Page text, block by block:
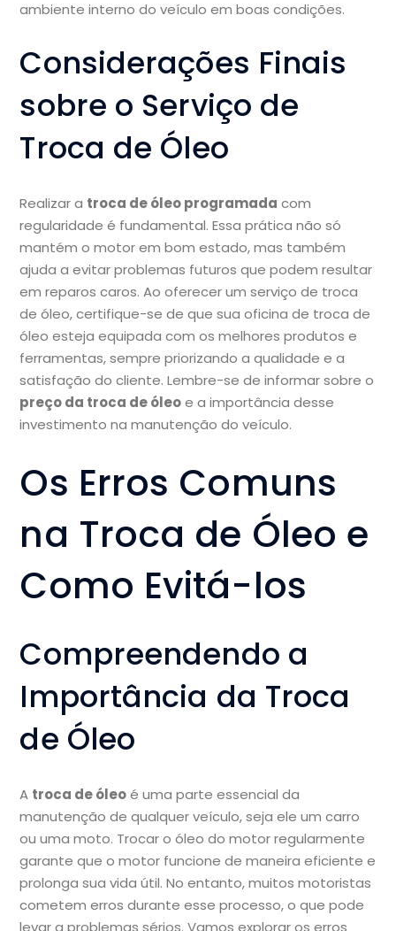
ambiente interno do veículo em boas condições.
Considerações Finais
sobre o Serviço de
Troca de Óleo
Realizar a troca de óleo programada com
regularidade é fundamental. Essa prática não só
mantém o motor em bom estado, mas também
ajuda a evitar problemas futuros que podem resultar
em reparos caros. Ao oferecer um serviço de troca
de óleo, certifique-se de que sua oficina de troca de
óleo esteja equipada com os melhores produtos e
ferramentas, sempre priorizando a qualidade e a
satisfação do cliente. Lembre-se de informar sobre o
preço da troca de óleoe a importância desse
investimento na manutenção do veículo.
Os Erros Comuns
na Troca de Óleo e
Como Evitá-los
Compreendendo a
Importância da Troca
de Óleo
A troca de óleoé uma parte essencial da
manutenção de qualquer veículo, seja ele um carro
ou uma moto. Trocar o óleo do motor regularmente
garante que o motor funcione de maneira eficiente e
prolonga sua vida útil. No entanto, muitos motoristas
cometem erros durante esse processo, o que pode
levar a problemas sérios. Vamos explorar os erros